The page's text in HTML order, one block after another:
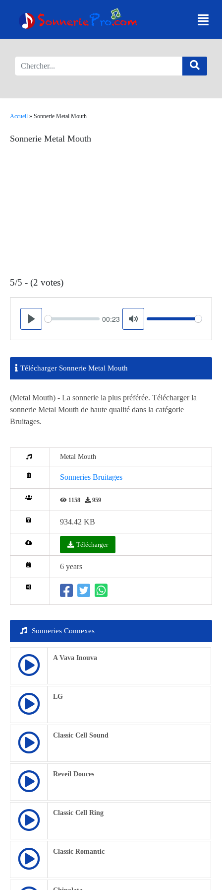
Accueil » Sonnerie Metal Mouth
Sonnerie Metal Mouth
5/5 - (2 votes)
Play
Seek 00:23
Mute
Volume
Télécharger Sonnerie Metal Mouth
(Metal Mouth) - La sonnerie la plus préférée. Télécharger la
sonnerie Metal Mouth de haute qualité dans la catégorie
Bruitages.
Metal Mouth
Sonneries Bruitages
1158 959
934.42 KB
Télécharger
6 years
Sonneries Connexes
A Vava Inouva
LG
Classic Cell Sound
Reveil Douces
Classic Cell Ring
Classic Romantic